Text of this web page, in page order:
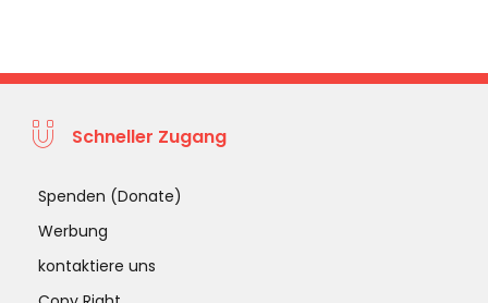
Schneller Zugang
Spenden (Donate)
Werbung
kontaktiere uns